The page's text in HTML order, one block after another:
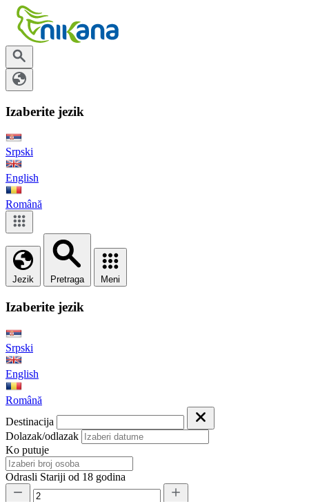
Izaberite jezik
Srpski
English
Română
Jezik Pretraga Meni
Izaberite jezik
Srpski
English
Română
Destinacija
Dolazak/odlazak
Ko putuje
Odrasli Stariji od 18 godina